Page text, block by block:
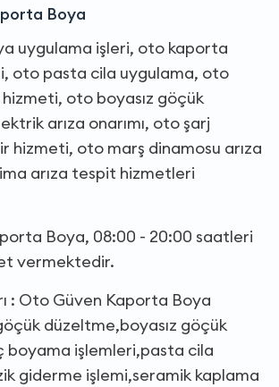
Boya
uygulama işleri, oto kaporta
oto pasta cila uygulama, oto
oto boyasız göçük
arıza onarımı, oto şarj
hizmeti, oto marş dinamosu arıza
arıza tespit hizmetleri
Boya, 08:00 - 20:00 saatleri
vermektedir.
: Oto Güven Kaporta Boya
düzeltme,boyasız göçük
boyama işlemleri,pasta cila
giderme işlemi,seramik kaplama